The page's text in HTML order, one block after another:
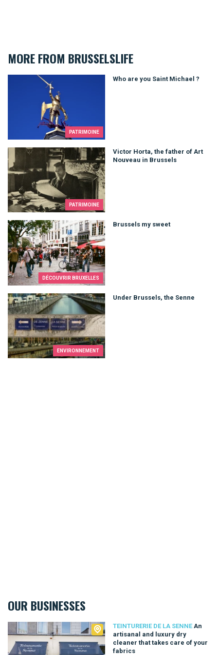
MORE FROM BRUSSELSLIFE
PATRIMOINE
Who are you Saint Michael ?
Who are you Saint Michael ?
PATRIMOINE
Victor Horta, the father of Art
Nouveau in Brussels
Victor Horta, the father of Art Nouveau in Brussels
DÉCOUVRIR BRUXELLES
Brussels my sweet
Brussels my sweet
ENVIRONNEMENT
Under Brussels, the Senne
Under Brussels, the Senne
OUR BUSINESSES
TEINTURERIE DE LA SENNE An
artisanal and luxury dry
cleaner that takes care of your
fabrics
Teinturerie de la Senne